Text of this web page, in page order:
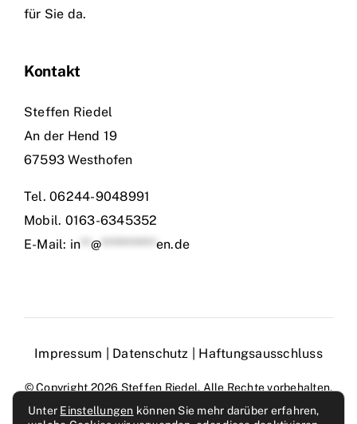
für Sie da.
Kontakt
Steffen Riedel
An der Hend 19
67593 Westhofen
Tel.06244-9048991
Mobil. 0163-6345352
E-Mail: in @ *********** en.de
Impressum Datenschutz Haftungsausschluss
© Copyright 2026 Steffen Riedel. Alle Rechte vorbehalten.
Powered by WME
Unter Einstellungen können Sie mehr darüber erfahren,